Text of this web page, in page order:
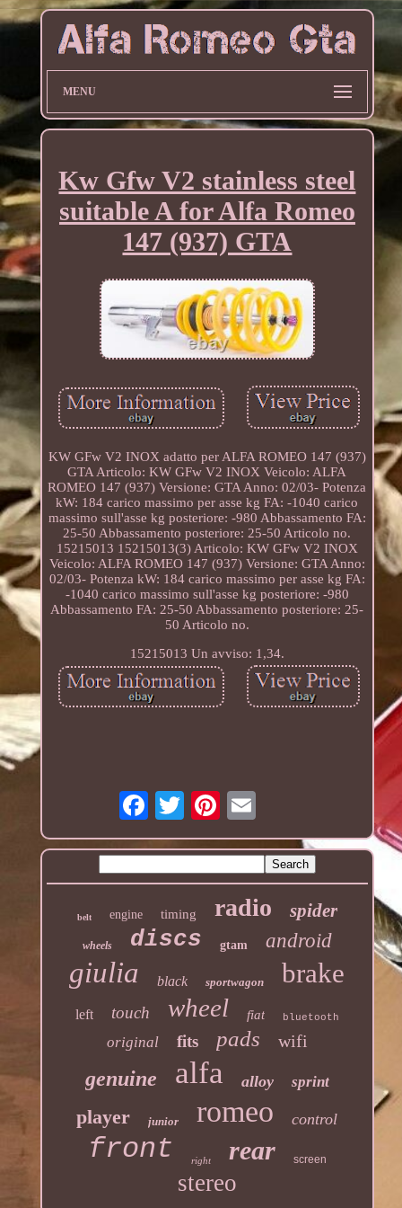
MENU
Kw Gfw V2 stainless steel
suitable A for Alfa Romeo
147 (937) GTA
KW GFw V2 INOX adatto per ALFA ROMEO 147 (937)
GTA Articolo: KW GFw V2 INOX Veicolo: ALFA
ROMEO 147 (937) Versione: GTA Anno: 02/03- Potenza
kW: 184 carico massimo per asse kg FA: -1040 carico
massimo sull'asse kg posteriore: -980 Abbassamento FA:
25-50 Abbassamento posteriore: 25-50 Articolo no.
15215013 15215013(3) Articolo: KW GFw V2 INOX
Veicolo: ALFA ROMEO 147 (937) Versione: GTA Anno:
02/03- Potenza kW: 184 carico massimo per asse kg FA:
-1040 carico massimo sull'asse kg posteriore: -980
Abbassamento FA: 25-50 Abbassamento posteriore: 25-
50 Articolo no.
15215013 Un avviso: 1,34.
belt engine timing radio spider
wheels discs gtam android
giulia black sportwagon brake
left touch wheel fiat bluetooth
original fits pads wifi
genuine alfa alloy sprint
player junior romeo control
front right rear screen
stereo